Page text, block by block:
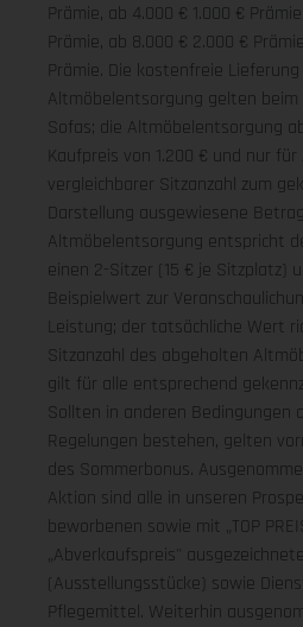
Prämie, ab 4.000 € 1.000 €
Prämie, ab 8.000 € 2.000 €
Prämie. Die kostenfreie
Altmöbelentsorgung gelten beim
Sofas; die Altmöbelentsorgung
Kaufpreis von 1.200 € und nur
vergleichbarer Sitzanzahl zum
Darstellung ausgewiesene
Altmöbelentsorgung entspricht
einen 2-Sitzer (15 € je Sitzplatz)
Beispielwert zur
Leistung; der tatsächliche Wert
Sitzanzahl des abgeholten
gilt für alle entsprechend
Sollten in anderen Bedingungen
Regelungen bestehen, gelten
des Sommerbonus.
Aktion sind alle in unseren
beworbenen sowie mit „TOP
„Abverkaufspreis"
(Ausstellungsstücke) sowie
Pflegemittel. Weiterhin